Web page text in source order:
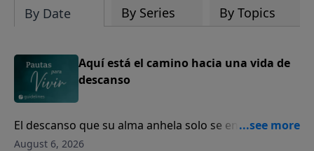
By Date By Series By Topics
Aquí está el camino hacia una vida de
descanso
El descanso que su alma anhela solo se encuentra en
Dios.
August 6, 2026